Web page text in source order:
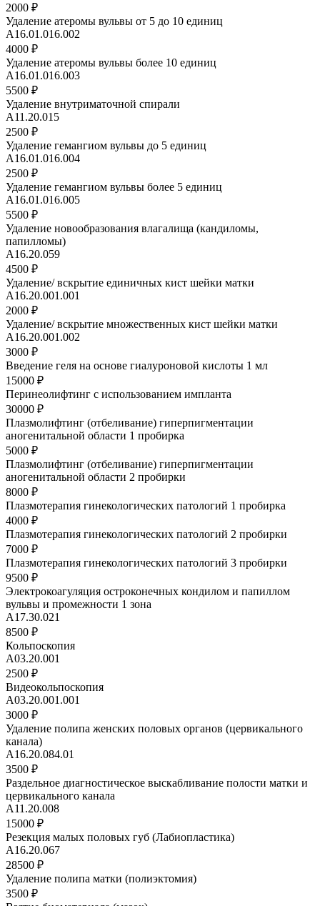
2000 ₽
Удаление атеромы вульвы от 5 до 10 единиц
А16.01.016.002
4000 ₽
Удаление атеромы вульвы более 10 единиц
А16.01.016.003
5500 ₽
Удаление внутриматочной спирали
A11.20.015
2500 ₽
Удаление гемангиом вульвы до 5 единиц
А16.01.016.004
2500 ₽
Удаление гемангиом вульвы более 5 единиц
А16.01.016.005
5500 ₽
Удаление новообразования влагалища (кандиломы,
папилломы)
А16.20.059
4500 ₽
Удаление/ вскрытие единичных кист шейки матки
A16.20.001.001
2000 ₽
Удаление/ вскрытие множественных кист шейки матки
A16.20.001.002
3000 ₽
Введение геля на основе гиалуроновой кислоты 1 мл
15000 ₽
Перинеолифтинг с использованием импланта
30000 ₽
Плазмолифтинг (отбеливание) гиперпигментации
аногенитальной области 1 пробирка
5000 ₽
Плазмолифтинг (отбеливание) гиперпигментации
аногенитальной области 2 пробирки
8000 ₽
Плазмотерапия гинекологических патологий 1 пробирка
4000 ₽
Плазмотерапия гинекологических патологий 2 пробирки
7000 ₽
Плазмотерапия гинекологических патологий 3 пробирки
9500 ₽
Электрокоагуляция остроконечных кондилом и папиллом
вульвы и промежности 1 зона
А17.30.021
8500 ₽
Кольпоскопия
A03.20.001
2500 ₽
Видеокольпоскопия
A03.20.001.001
3000 ₽
Удаление полипа женских половых органов (цервикального
канала)
А16.20.084.01
3500 ₽
Раздельное диагностическое выскабливание полости матки и
цервикального канала
A11.20.008
15000 ₽
Резекция малых половых губ (Лабиопластика)
A16.20.067
28500 ₽
Удаление полипа матки (полиэктомия)
3500 ₽